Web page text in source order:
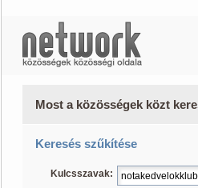
Most a közösségek közt
Keresés szűkítése
Kulcsszavak: